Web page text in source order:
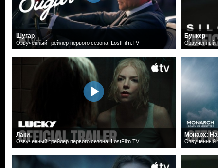
Шугар
Озвученный трейлер первого сезона. LostFilm.TV
Лаки
Озвученный трейлер первого сезона. LostFilm.TV
Бункер
Озвученный
Монарх:
Озвученный